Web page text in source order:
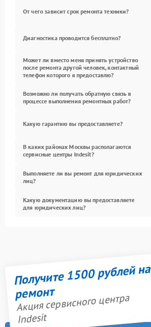
От чего зависит срок ремонта техники?
Диагностика проводится бесплатно?
Может ли вместо меня принять устройство
после ремонта другой человек, контактный
телефон которого я предоставлю?
Возможно ли получать обратную связь в
процессе выполнения ремонтных работ?
Какую гарантию вы предоставляете?
В каких районах Москвы располагаются
сервисные центры Indesit?
Выполняете ли вы ремонт для юридических
лиц?
Какую документацию вы предоставляете
для юридических лиц?
Получите 1500 рублей на
ремонт
Акция сервисного центра
Indesit